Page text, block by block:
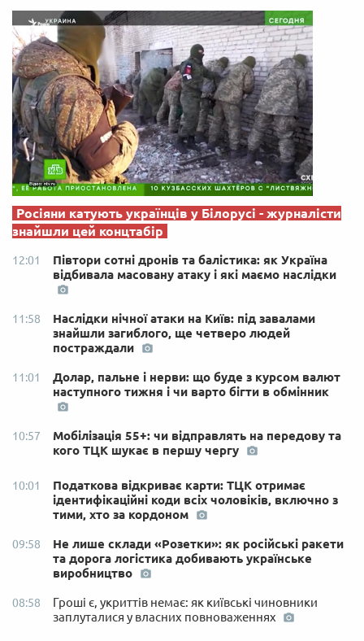
Росіяни катують українців у Білорусі - журналісти
знайшли цей концтабір
12:01
Півтори сотні дронів та балістика: як Україна
відбивала масовану атаку і які маємо наслідки
11:58
Наслідки нічної атаки на Київ: під завалами
знайшли загиблого, ще четверо людей
постраждали
11:01
Долар, пальне і нерви: що буде з курсом валют
наступного тижня і чи варто бігти в обмінник
10:57
Мобілізація 55+: чи відправлять на передову та
кого ТЦК шукає в першу чергу
10:01
Податкова відкриває карти: ТЦК отримає
ідентифікаційні коди всіх чоловіків, включно з
тими, хто за кордоном
09:58
Не лише склади «Розетки»: як російські ракети
та дорога логістика добивають українське
виробництво
08:58
Гроші є, укриттів немає: як київські чиновники
заплуталися у власних повноваженнях